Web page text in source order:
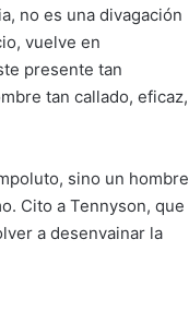
no es una divagación
vuelve en
presente tan
tan callado, eficaz,
sino un hombre
Cito a Tennyson, que
a desenvainar la